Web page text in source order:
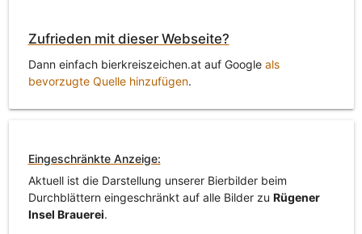
Zufrieden mit dieser Webseite?
Dann einfach bierkreiszeichen.at auf Google als
bevorzugte Quelle hinzufügen.
Eingeschränkte Anzeige:
Aktuell ist die Darstellung unserer Bierbilder beim
Durchblättern eingeschränkt auf alle Bilder zu Rügener
Insel Brauerei.